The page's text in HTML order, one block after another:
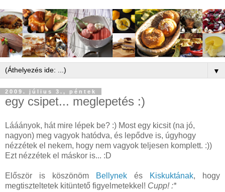
▼
2009. július 3., péntek
egy csipet... meglepetés :)
Lááányok, hát mire lépek be? :) Most egy kicsit (na jó,
nagyon) meg vagyok hatódva, és lepődve is, úgyhogy
nézzétek el nekem, hogy nem vagyok teljesen komplett. :))
Ezt nézzétek el máskor is... :D
Először is köszönöm Bellynek és Kiskuktának, hogy
megtiszteltetek kitüntető figyelmetekkel! Cupp! :*